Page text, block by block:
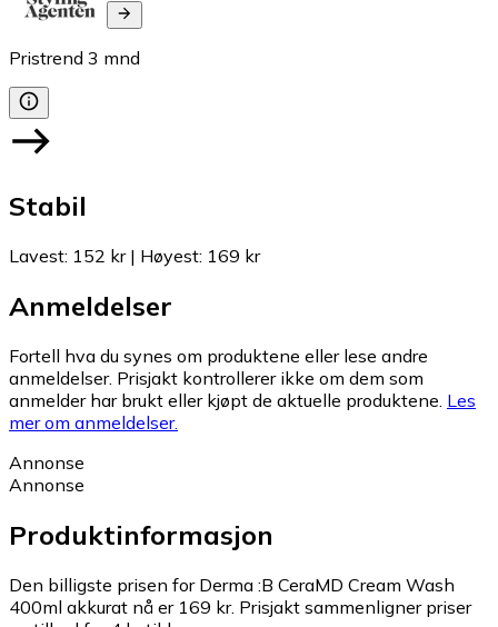
Pristrend 3 mnd
Stabil
Lavest: 152 kr| Høyest: 169 kr
Anmeldelser
Fortell hva du synes om produktene eller lese andre
anmeldelser. Prisjakt kontrollerer ikke om dem som
anmelder har brukt eller kjøpt de aktuelle produktene. Les
mer om anmeldelser.
Annonse
Annonse
Produktinformasjon
Den billigste prisen for Derma :B CeraMD Cream Wash
400ml akkurat nå er 169 kr. Prisjakt sammenligner priser